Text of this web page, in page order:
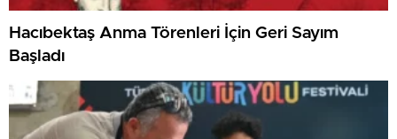
Hacıbektaş Anma Törenleri İçin Geri Sayım
Başladı